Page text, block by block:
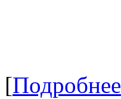
[Подробнее